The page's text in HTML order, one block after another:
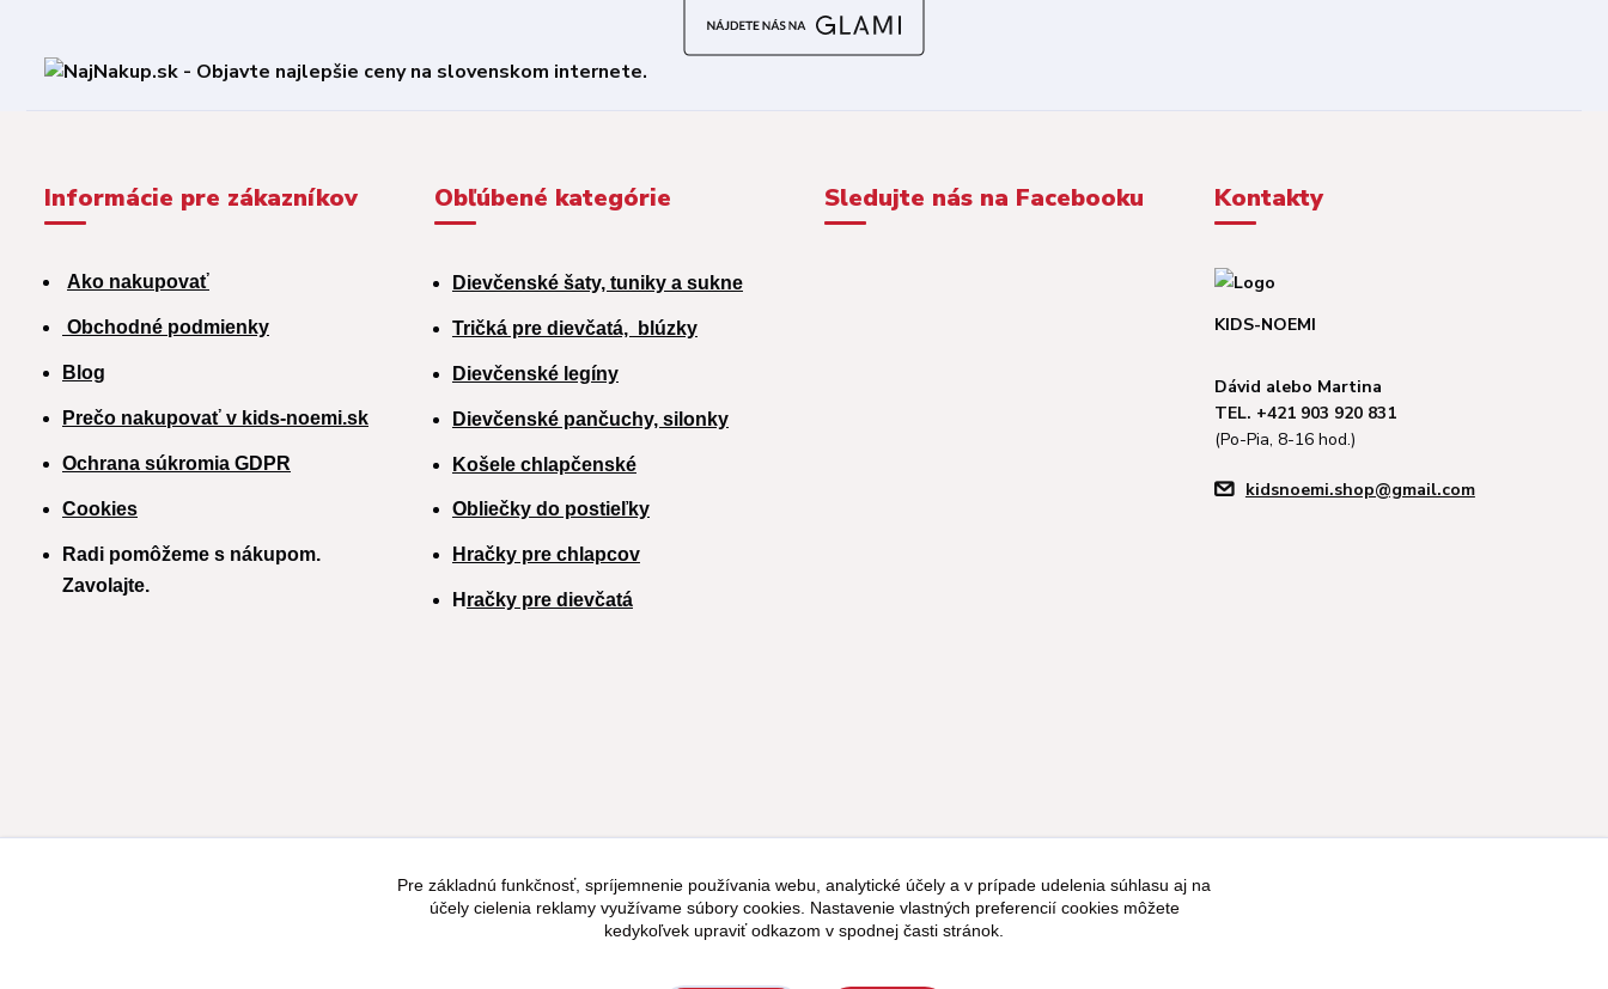
Informácie pre zákazníkov
Ako nakupovať
Obchodné podmienky
Blog
Prečo nakupovať v kids-noemi.sk
Ochrana súkromia GDPR
Cookies
Radi pomôžeme s nákupom.
Zavolajte.
Obľúbené kategórie
Dievčenské šaty, tuniky a sukne
Tričká pre dievčatá, blúzky
Dievčenské legíny
Dievčenské pančuchy, silonky
Košele chlapčenské
Obliečky do postieľky
Hračky pre chlapcov
H račky pre dievčatá
Sledujte nás na Facebooku Kontakty
KIDS-NOEMI
Dávid alebo Martina
TEL. +421 903 920 831
(Po-Pia, 8-16 hod.)
kidsnoemi.shop@gmail.com
Pre základnú funkčnosť, spríjemnenie používania webu, analytické účely a v prípade udelenia súhlasu aj na
účely cielenia reklamy využívame súbory cookies. Nastavenie vlastných preferencií cookies môžete
kedykoľvek upraviť odkazom v spodnej časti stránok.